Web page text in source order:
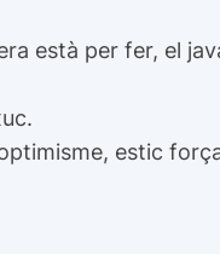
està per fer, el
estic